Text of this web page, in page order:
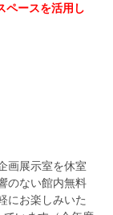
ペースを活用し
画展示室を休室
のない館内無料
にお楽しみいた